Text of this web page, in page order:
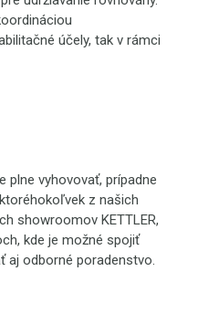
účely, tak v rámci
plne vyhovovať, prípadne
z našich
showroomov KETTLER,
kde je možné spojiť
aj odborné poradenstvo.